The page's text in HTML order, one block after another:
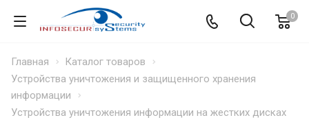
0
Главная
Каталог товаров
Устройства уничтожения и защищенного хранения
информации
Устройства уничтожения информации на жестких дисках